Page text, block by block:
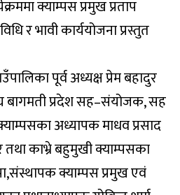
क्याम्पस प्रमुख प्रताप
र भावी कार्ययोजना प्रस्तुत
पूर्व अध्यक्ष प्रेम बहादुर
बागमती प्रदेश सह–संयोजक, सह
अध्यापक माधव प्रसाद
तथा काभ्रे बहुमुखी क्याम्पसका
क्याम्पस प्रमुख एवं